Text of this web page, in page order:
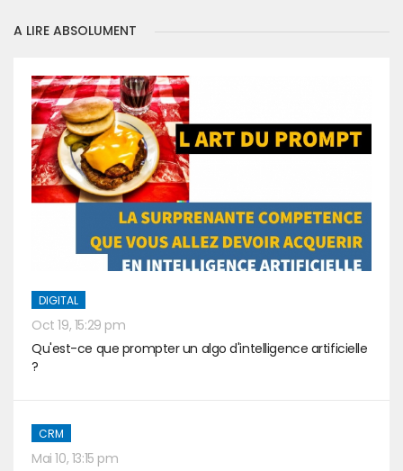
A LIRE ABSOLUMENT
DIGITAL
Oct 19, 15:29 pm
Qu'est-ce que prompter un algo d'intelligence artificielle
?
CRM
Mai 10, 13:15 pm